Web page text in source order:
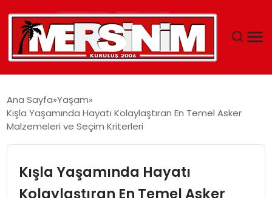
YAŞAM
SAĞLIK
Ana Sayfa Yaşam
Kışla Yaşamında Hayatı Kolaylaştıran En Temel Asker
Malzemeleri ve Seçim Kriterleri
Kışla Yaşamında Hayatı
Kolaylaştıran En Temel Asker